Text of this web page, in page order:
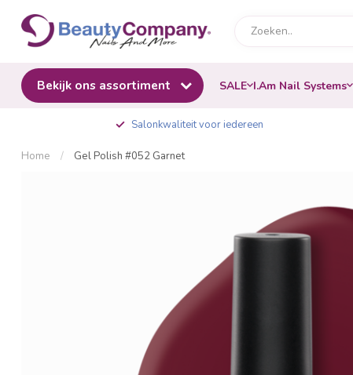
Bekijk ons assortiment SALE I.Am Nail Systems
Salonkwaliteit voor iedereen
Home / Gel Polish #052 Garnet